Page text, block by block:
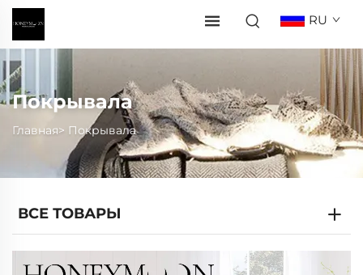
RU
Покрывала
Главная> Покрывала
ВСЕ ТОВАРЫ